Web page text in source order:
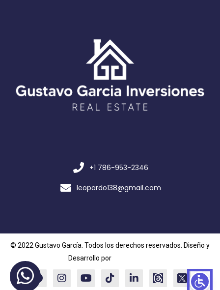
+1 786-953-2346
leopardo138@gmail.com
© 2022 Gustavo García. Todos los derechos reservados. Diseño y
Desarrollo por